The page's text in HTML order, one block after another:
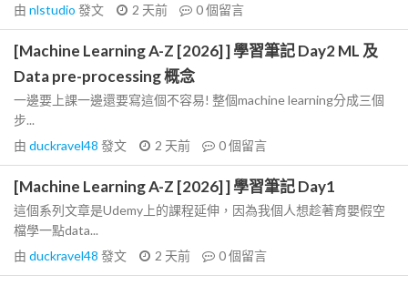
由 nlstudio 發文 2 天前 0個留言
[Machine Learning A-Z [2026] ] 學習筆記 Day2 ML 及
Data pre-processing 概念
一邊要上課一邊還要寫這個不容易! 整個machine learning分成三個
步...
由 duckravel48 發文 2 天前 0個留言
[Machine Learning A-Z [2026] ] 學習筆記 Day1
這個系列文章是Udemy上的課程延伸，因為我個人想趁著育嬰假空
檔學一點data...
由 duckravel48 發文 2 天前 0個留言